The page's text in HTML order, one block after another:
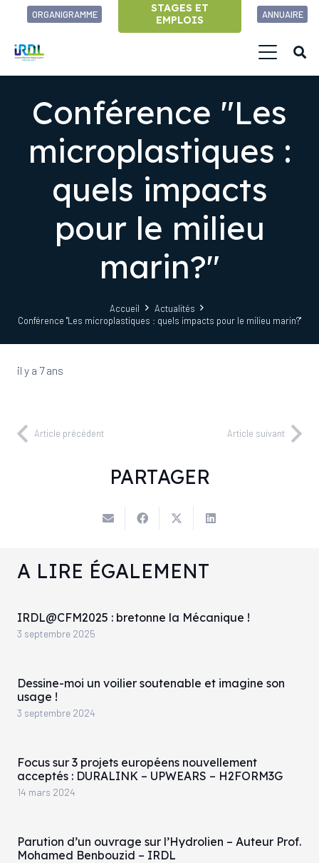
ORGANIGRAMME
STAGES ET
EMPLOIS
ANNUAIRE
Conférence "Les
microplastiques :
quels impacts
pour le milieu
marin?"
Accueil
Actualités
Conférence "Les microplastiques : quels impacts pour le milieu marin?"
il y a 7 ans
Article précédent Article suivant
PARTAGER
A LIRE ÉGALEMENT
IRDL@CFM2025 : bretonne la Mécanique !
3 septembre 2025
Dessine-moi un voilier soutenable et imagine son
usage !
3 septembre 2024
Focus sur 3 projets européens nouvellement
acceptés : DURALINK – UPWEARS – H2FORM3G
14 mars 2024
Parution d’un ouvrage sur l’Hydrolien – Auteur Prof.
Mohamed Benbouzid – IRDL